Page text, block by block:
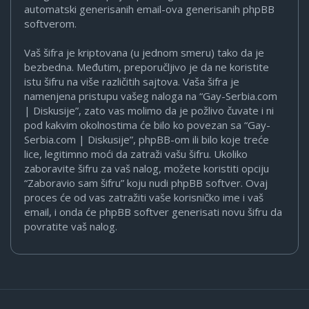
automatski generisanih email-ova generisanih phpBB
softverom.
Vaš šifra je kriptovana (u jednom smeru) tako da je
bezbedna. Međutim, preporučljivo je da ne koristite
istu šifru na više različitih sajtova. Vaša šifra je
namenjena pristupu vašeg naloga na “Gay-Serbia.com
| Diskusije”, zato vas molimo da je požlivo čuvate i ni
pod kakvim okolnostima će bilo ko povezan sa “Gay-
Serbia.com | Diskusije”, phpBB-om ili bilo koje treće
lice, legitimno moći da zatraži vašu šifru. Ukoliko
zaboravite šifru za vaš nalog, možete koristiti opciju
“Zaboravio sam šifru” koju nudi phpBB softver. Ovaj
proces će od vas zatražiti vaše korisničko ime i vaš
email, i onda će phpBB softver generisati novu šifru da
povratite vaš nalog.